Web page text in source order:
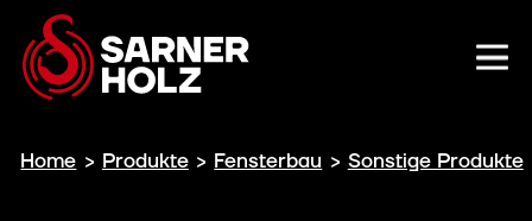
Home > Produkte > Fensterbau > Sonstige Produkte